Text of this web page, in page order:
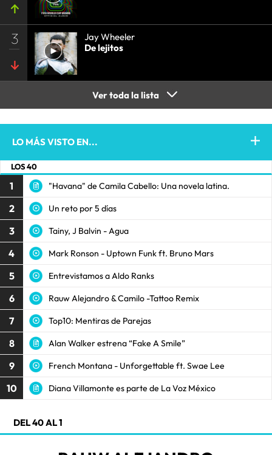
3
Jay Wheeler
De lejitos
Ver toda la lista
LO MÁS VISTO EN...
LOS 40
1 "Havana" de Camila Cabello: Una novela latina.
2 Un reto por 5 días
3 Tainy, J Balvin - Agua
4 Mark Ronson - Uptown Funk ft. Bruno Mars
5 Entrevistamos a Aldo Ranks
6 Rauw Alejandro & Camilo -Tattoo Remix
7 Top10: Mentiras de Parejas
8 Alan Walker estrena “Fake A Smile”
9 French Montana - Unforgettable ft. Swae Lee
10 Diana Villamonte es parte de La Voz México
DEL 40 AL 1